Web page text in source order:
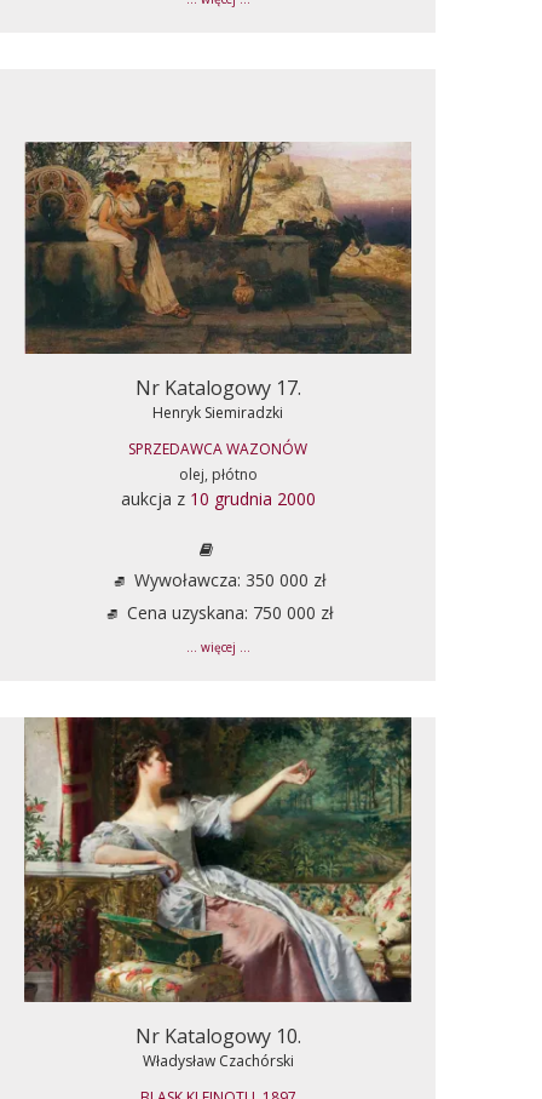
Nr Katalogowy 17.
Henryk Siemiradzki
SPRZEDAWCA WAZONÓW
olej, płótno
aukcja z 10 grudnia 2000
Wywoławcza: 350 000 zł
Cena uzyskana: 750 000 zł
... więcej ...
Nr Katalogowy 10.
Władysław Czachórski